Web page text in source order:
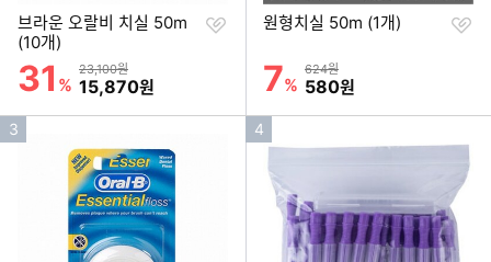
브라운 오랄비 치실 50m
(10개)
할인률
31 %
상품금액
23,100원
할인금액
15,870원
찜
원형치실 50m (1개)
할인률
7%
상품금액
624원
할인금액
580원
찜
인
3
인
4